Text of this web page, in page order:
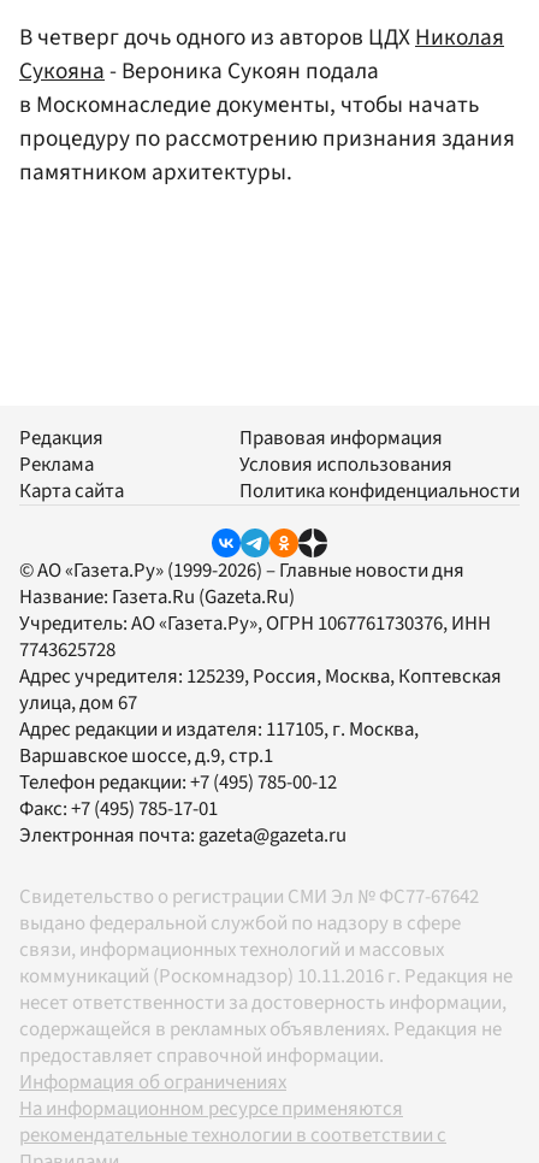
В четверг дочь одного из авторов ЦДХНиколая
Сукояна- Вероника Сукоян подала
в Москомнаследие документы, чтобы начать
процедуру по рассмотрению признания здания
памятником архитектуры.
Редакция
Реклама
Карта сайта
Правовая информация
Условия использования
Политика конфиденциальности
© АО «Газета.Ру» (1999-2026) – Главные новости дня
Название: Газета.Ru (Gazeta.Ru)
Учредитель:АО «Газета.Ру», ОГРН 1067761730376, ИНН
7743625728
Адрес учредителя: 125239, Россия, Москва, Коптевская
улица, дом 67
Адрес редакции и издателя: 117105, г. Москва,
Варшавское шоссе, д.9, стр.1
Телефон редакции:+7 (495) 785-00-12
Факс:+7 (495) 785-17-01
Электронная почта: gazeta@gazeta.ru
Свидетельство о регистрации СМИ Эл № ФС77-67642
выдано федеральной службой по надзору в сфере
связи, информационных технологий и массовых
коммуникаций (Роскомнадзор) 10.11.2016 г. Редакция не
несет ответственности за достоверность информации,
содержащейся в рекламных объявлениях. Редакция не
предоставляет справочной информации.
Информация об ограничениях
На информационном ресурсе применяются
рекомендательные технологии в соответствии с